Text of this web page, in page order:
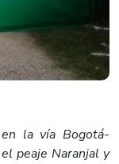
la vía Bogotá-
peaje Naranjal y